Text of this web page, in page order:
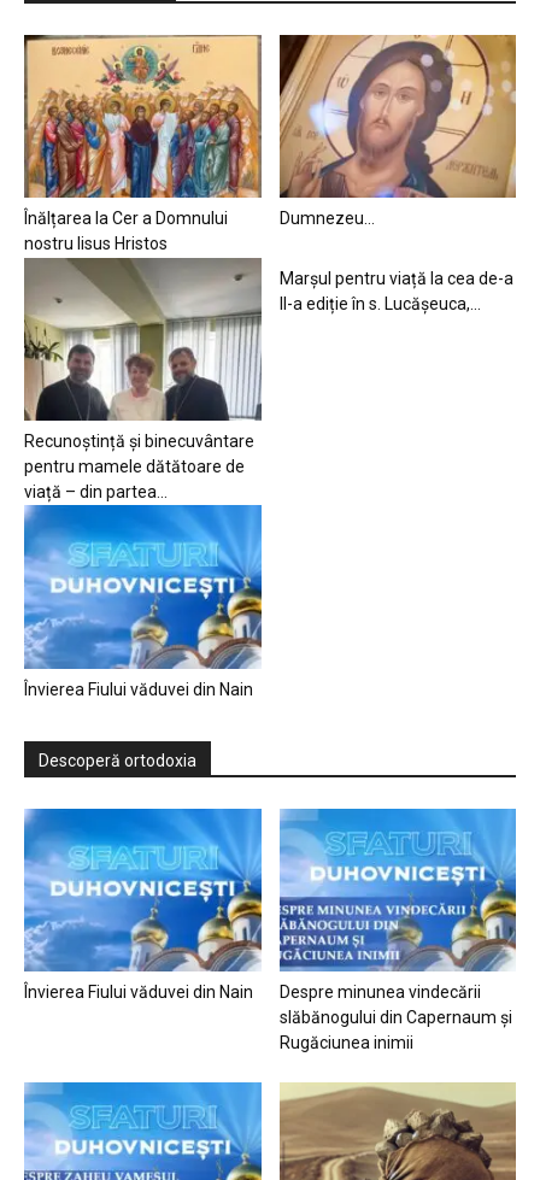
Înălțarea la Cer a Domnului
nostru Iisus Hristos
Dumnezeu…
Recunoștință și binecuvântare
pentru mamele dătătoare de
viață – din partea...
Marșul pentru viață la cea de-a
II-a ediție în s. Lucășeuca,...
Învierea Fiului văduvei din Nain
Descoperă ortodoxia
Învierea Fiului văduvei din Nain
Despre minunea vindecării
slăbănogului din Capernaum și
Rugăciunea inimii